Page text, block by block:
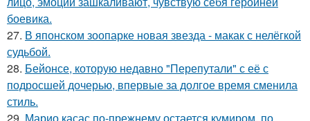
боевика.
27. В японском зоопарке новая звезда - макак с нелёгкой
судьбой.
28. Бейонсе, которую недавно "Перепутали" с её с
подросшей дочерью, впервые за долгое время сменила
стиль.